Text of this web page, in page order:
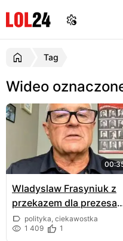
Tag
Wideo
Wladyslaw Frasyniuk z
przekazem dla prezesa
Kaczyńskiego
polityka, ciekawostka
1 409
1